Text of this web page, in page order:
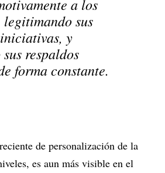
a los
sus
y
respaldos
forma constante.
de personalización de la
es aun más visible en el